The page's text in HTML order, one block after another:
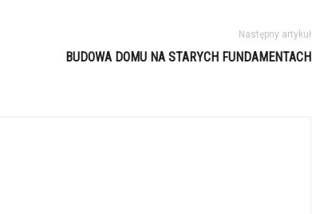
Następny artykuł
BUDOWA DOMU NA STARYCH FUNDAMENTACH